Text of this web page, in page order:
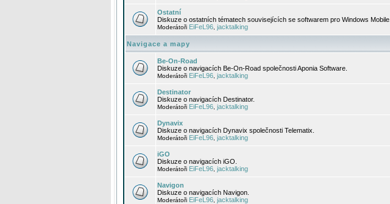
Ostatní
Diskuze o ostatních tématech souvisejících se softwarem pro Windows Mobile.
Moderátoři EiFeL96 jacktalking
Navigace a mapy
Be-On-Road
Diskuze o navigacích Be-On-Road společnosti Aponia Software.
Moderátoři EiFeL96 jacktalking
Destinator
Diskuze o navigacích Destinator.
Moderátoři EiFeL96 jacktalking
Dynavix
Diskuze o navigacích Dynavix společnosti Telematix.
Moderátoři EiFeL96 jacktalking
iGO
Diskuze o navigacích iGO.
Moderátoři EiFeL96 jacktalking
Navigon
Diskuze o navigacích Navigon.
Moderátoři EiFeL96 jacktalking